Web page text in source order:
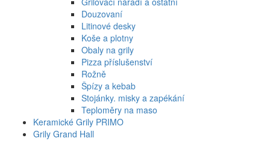
Douzovaní
Litinové desky
Koše a plotny
Obaly na grily
Pizza příslušenství
Rožně
Špízy a kebab
Stojánky. misky a zapékání
Teploměry na maso
Keramické Grily PRIMO
Grily Grand Hall